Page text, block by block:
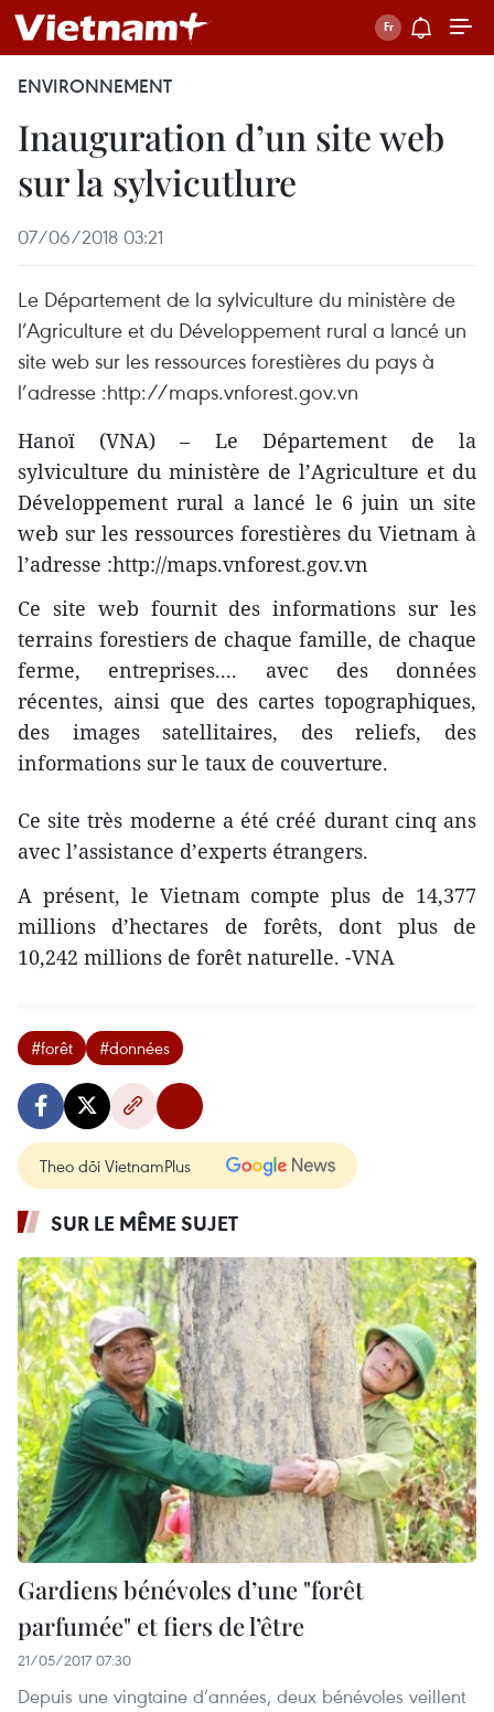
ENVIRONNEMENT
Inauguration d’un site web
sur la sylvicutlure
07/06/2018 03:21
Le Département de la sylviculture du ministère de
l’Agriculture et du Développement rural a lancé un
site web sur les ressources forestières du pays à
l’adresse :http://maps.vnforest.gov.vn
Hanoï (VNA) – Le Département de la
sylviculture du ministère de l’Agriculture et du
Développement rural a lancé le 6 juin un site
web sur les ressources forestières du Vietnam à
l’adresse :http://maps.vnforest.gov.vn
Ce site web fournit des informations sur les
terrains forestiers de chaque famille, de chaque
ferme, entreprises.... avec des données
récentes, ainsi que des cartes topographiques,
des images satellitaires, des reliefs, des
informations sur le taux de couverture.
Ce site très moderne a été créé durant cinq ans
avec l’assistance d’experts étrangers.
A présent, le Vietnam compte plus de 14,377
millions d’hectares de forêts, dont plus de
10,242 millions de forêt naturelle. -VNA
#forêt #données
Theo dõi VietnamPlus
SUR LE MÊME SUJET
Gardiens bénévoles d’une "forêt
parfumée" et fiers de l’être
21/05/2017 07:30
Depuis une vingtaine d’années, deux bénévoles veillent